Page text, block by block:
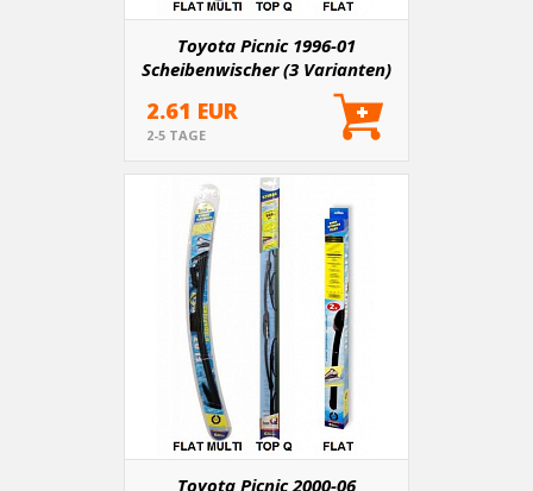
Toyota Picnic 1996-01
Scheibenwischer (3 Varianten)
2.61 EUR
2-5 TAGE
Toyota Picnic 2000-06